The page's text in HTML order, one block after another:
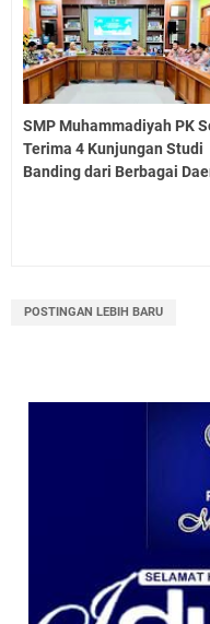
SMP Muhammadiyah PK
Terima 4 Kunjungan Studi
Banding dari Berbagai
POSTINGAN LEBIH BARU